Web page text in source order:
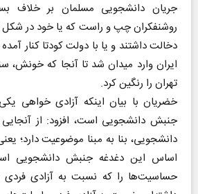
جریان دانشجویی مسلمان بر خلاف
دخالت داشتند و یا با دولت کودتا کنار
ایران وارد میدان شد تا آنجا که
تهران را رنگین کرد.
خضریان با بیان اینکه آزادی خواهی
جنبش دانشجویی است، افزود: از آنجایی
دانشجویی، بنا به مبنا موضوعیت دارد؛
اساس این دغدغه جنبش دانشجویی
حساسیت‌ها را که نسبت به آزادی فردی